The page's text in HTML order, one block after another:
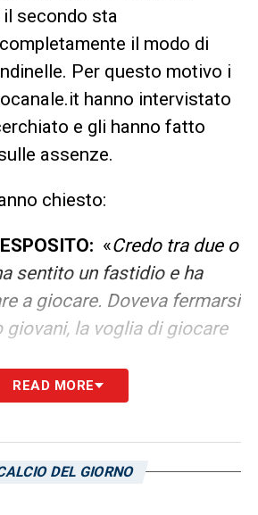
secondo sta
il modo di
Per questo motivo i
hanno intervistato
e gli hanno fatto
assenze.
chiesto:
«Credo tra due o
sentito un fastidio e ha
a giocare. Doveva fermarsi
giovani, la voglia di giocare
E BORINI
in campo non
READ MORE
DEL GIORNO